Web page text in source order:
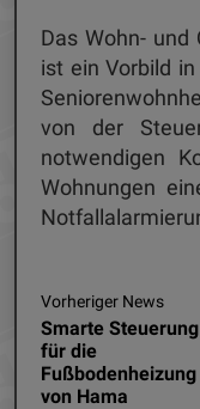
Das Wohn-
ist ein Vorbild
von der
notwendigen
Wohnungen
Vorheriger News
Smarte Steuerung
für die
Fußbodenheizung
von Hama